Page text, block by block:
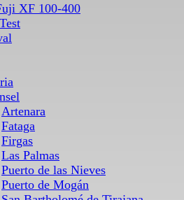
XF 100-400
Artenara
Fataga
Firgas
Las Palmas
Puerto de las Nieves
Puerto de Mogán